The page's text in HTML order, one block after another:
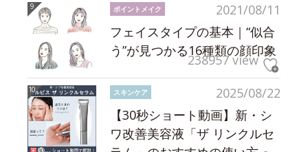
2021/08/11
ポイントメイク
フェイスタイプの基本｜“似合
う”が見つかる16種類の顔印象
238957 view
2025/08/22
スキンケア
【30秒ショート動画】新・シ
ワ改善美容液「ザ リンクルセ